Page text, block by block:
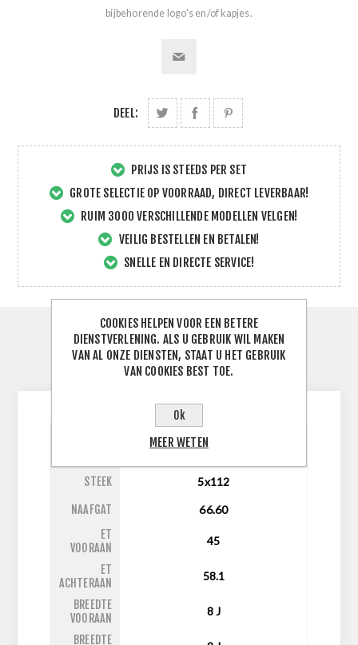
bijbehorende logo's en/of kapjes.
DEEL:
PRIJS IS STEEDS PER SET
GROTE SELECTIE OP VOORRAAD, DIRECT LEVERBAAR!
RUIM 3000 VERSCHILLENDE MODELLEN VELGEN!
VEILIG BESTELLEN EN BETALEN!
SNELLE EN DIRECTE SERVICE!
SPECIFICATIES
CONTACTEER ONS
STEEK 5x112
NAAFGAT
66.60
ET
VOORAAN
45
ET
ACHTERAAN
58.1
BREEDTE
VOORAAN
8J
BREEDTE
COOKIES HELPEN VOOR EEN BETERE
DIENSTVERLENING. ALS U GEBRUIK WIL MAKEN
VAN AL ONZE DIENSTEN, STAAT U HET GEBRUIK
VAN COOKIES BEST TOE.
Ok
MEER WETEN